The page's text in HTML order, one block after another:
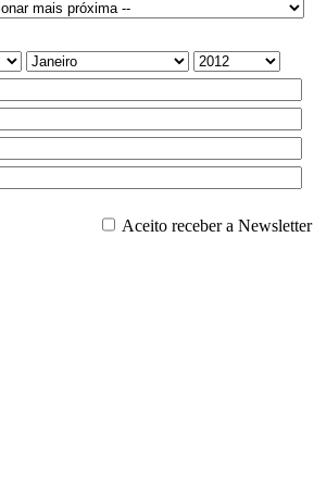
Aceito receber a Newsletter